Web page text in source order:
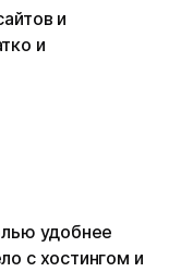
и
и
удобнее
с хостингом и